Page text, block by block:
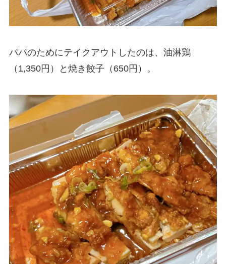
パパのためにテイクアウトしたのは、油淋鶏
（1,350円）と焼き餃子（650円）。